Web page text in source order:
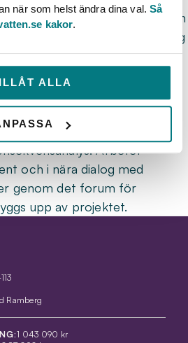
när som helst ändra dina val.Så
kakor.
ALLA
med VA-branschen
branschpraxis för kravställning
Även konsekvensen av en ny
som kommer studeras
behovsägarens och
med hjälp av en
Arbetet
och i nära dialog med
genom det forum för
upp av projektet.
Ramberg
1 043 090 kr